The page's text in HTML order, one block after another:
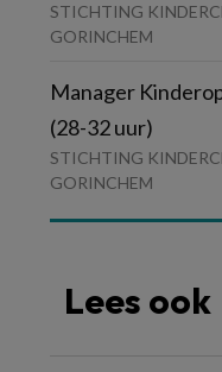
STICHTING
GORINCHEM
Manager
(28-32 uur)
STICHTING
GORINCHEM
Lees ook